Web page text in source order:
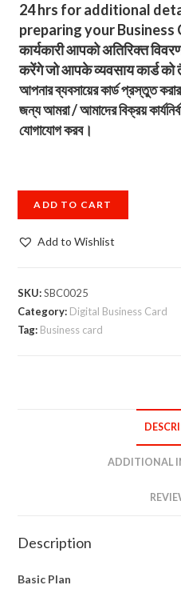
24 hrs for additional
preparing your Business
कार्यकारी आपको अतिरिक्त
करेंगे जो आपके व्यवसाय कार्ड
আপনার ব্যবসায়ের কার্ড প্রস্তুত
জন্য আমরা / আমাদের বিক্রয়
যোগাযোগ করব।
ADD TO CART
Add to Wishlist
SKU:SBC0025
Category: Digital Business Card
Tag: Business card
ADDITIONAL
Description
Basic Plan